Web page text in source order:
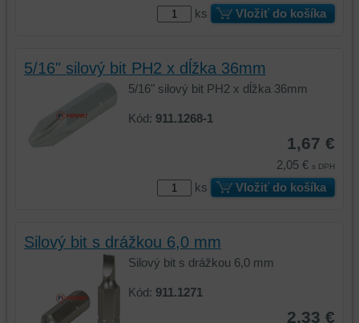
ks Vložiť do košíka
5/16" silový bit PH2 x dĺžka 36mm
5/16" silový bit PH2 x dĺžka 36mm
Kód: 911.1268-1
1,67 €
2,05 € s DPH
ks Vložiť do košíka
Silový bit s drážkou 6,0 mm
Silový bit s drážkou 6,0 mm
Kód: 911.1271
2,33 €